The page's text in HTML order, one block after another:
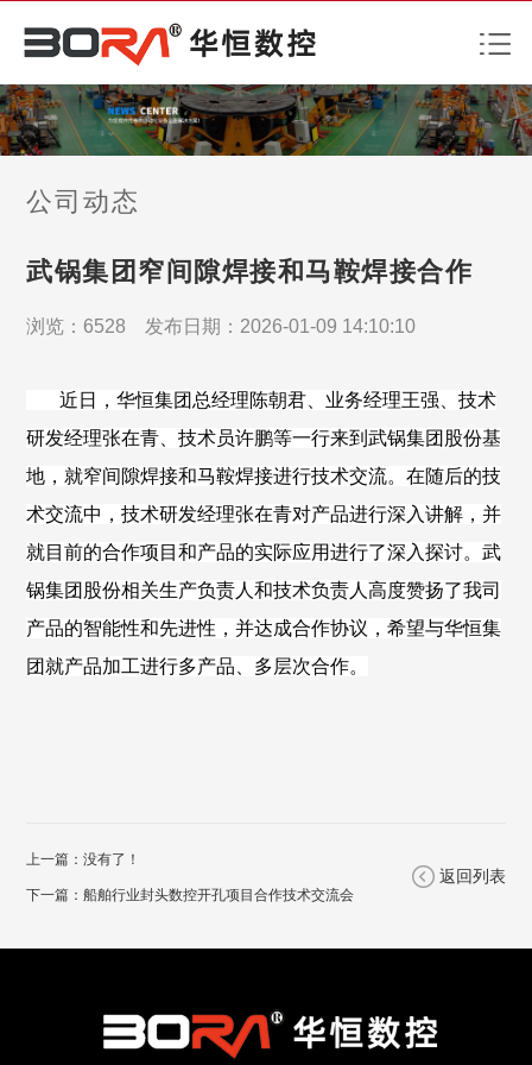
公司动态
武锅集团窄间隙焊接和马鞍焊接合作
浏览： 6528 发布日期：2026-01-09 14:10:10
近 日，华恒集团总经理陈朝君、业务经理王强、技术
研发经理张在青、技术员许鹏等一行来到武锅集团股份基
地，就窄间隙焊接和马鞍焊接进行技术交流。在随后的技
术交流中，技术研发经理张在青对产品进行深入讲解，并
就目前的合作项目和产品的实际应用进行了深入探讨。武
锅集团股份相关生产负责人和技术负责人高度赞扬了我司
产品的智能性和先进性，并达成合作协议，希望与华恒集
团就产品加工进行多产品、多层次合作。
上一篇：没有了！
下一篇：船舶行业封头数控开孔项目合作技术交流会
返回列表